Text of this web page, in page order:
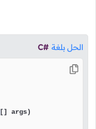
الحل بلغة C#
[] args)